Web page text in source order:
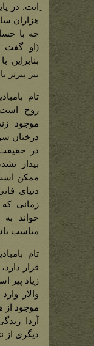
ِانت. در
هزاران
چه با
(او گفت
بنابراین
نیز پیرتر
تام
روح
موجود
درختان
در
بیدار
ممکن
دنیای
زمانی که
خواند
مناسب
تام
قرار
زیاد پیر
والار
موجود از
آردا
دیگری از